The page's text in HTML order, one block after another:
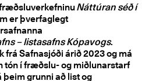
Náttúran séð í
er þverfaglegt
– listasafns Kópavogs.
frá Safnasjóði árið 2023 og má
tón í fræðslu- og miðlunarstarf
þeim grunni að list og